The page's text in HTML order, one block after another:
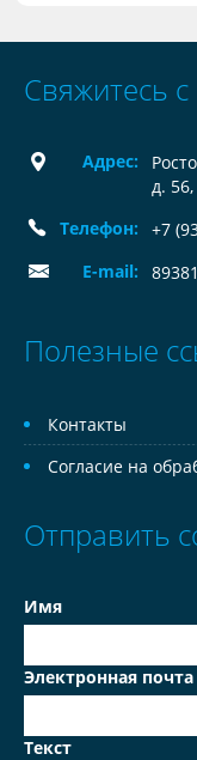
Свяжитесь
Адрес:
д.
Телефон:
+7
E-mail:
Полезные
Контакты
Согласие на
Отправить
Имя
Электронная почта
Текст